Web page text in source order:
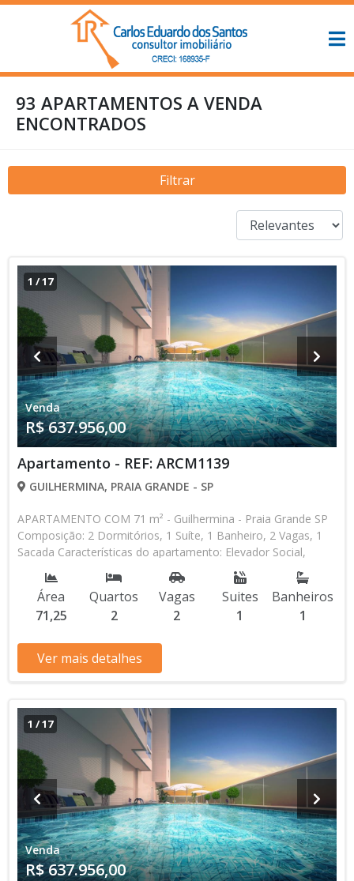
93 APARTAMENTOS A VENDA
ENCONTRADOS
Filtrar
1 /17
Venda
R$ 637.956,00
Apartamento - REF: ARCM1139
GUILHERMINA, PRAIA GRANDE - SP
APARTAMENTO COM 71 m² - Guilhermina - Praia Grande SP
Composição: 2 Dormitórios, 1 Suíte, 1 Banheiro, 2 Vagas, 1
Sacada Características do apartamento: Elevador Social,
Elevador de Serviço, Acessibilidade, Água Individual, Piscina,
Salão de Jogos, Salão de Festas, Espaço Gourmet, Academia,
Churrasqueira Aceita Financiamento Direto com a
Construtora Lançamento, Em Obras Entrada de R$
637.956,00 valor Total * Os valores e disponibilidade podem
ser alterados sem prévio aviso. Favor verificar entrando em
Área
71,25
Quartos
2
Vagas
2
Suites
1
Banheiros
1
Ver mais detalhes
1 /17
Venda
R$ 637.956,00